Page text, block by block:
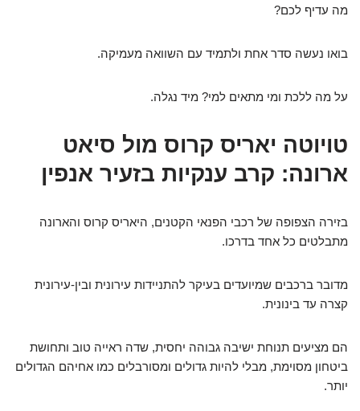
מה עדיף לכם?
בואו נעשה סדר אחת ולתמיד עם השוואה מעמיקה.
על מה ללכת ומי מתאים למי? מיד נגלה.
טויוטה יאריס קרוס מול סיאט
ארונה: קרב ענקיות בזעיר אנפין
בזירה הצפופה של רכבי הפנאי הקטנים, היאריס קרוס והארונה
מתבלטים כל אחד בדרכו.
מדובר ברכבים שמיועדים בעיקר להתניידות עירונית ובין-עירונית
קצרה עד בינונית.
הם מציעים תנוחת ישיבה גבוהה יחסית, שדה ראייה טוב ותחושת
ביטחון מסוימת, מבלי להיות גדולים ומסורבלים כמו אחיהם הגדולים
יותר.